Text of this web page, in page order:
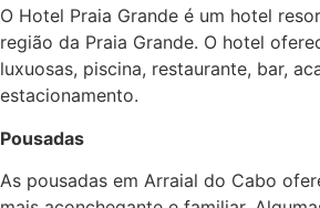
O Hotel Praia Grande é um hotel
região da Praia Grande. O hotel
luxuosas, piscina, restaurante, bar,
estacionamento.
Pousadas
As pousadas em Arraial do Cabo